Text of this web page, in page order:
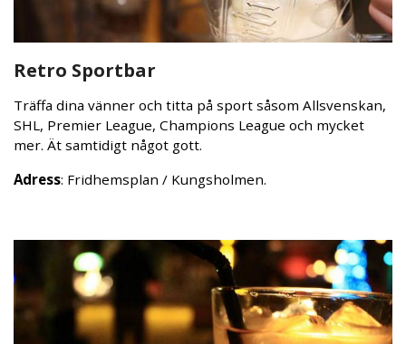
Retro Sportbar
Träffa dina vänner och titta på sport såsom Allsvenskan,
SHL, Premier League, Champions League och mycket
mer. Ät samtidigt något gott.
Adress: Fridhemsplan / Kungsholmen.